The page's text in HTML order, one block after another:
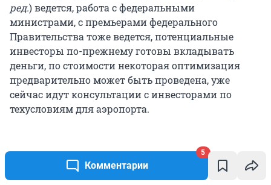
Комментарии
5
ред.) ведется, работа с федеральными
министрами, с премьерами федерального
Правительства тоже ведется, потенциальные
инвесторы по-прежнему готовы вкладывать
деньги, по стоимости некоторая оптимизация
предварительно может быть проведена, уже
сейчас идут консультации с инвесторами по
техусловиям для аэропорта.